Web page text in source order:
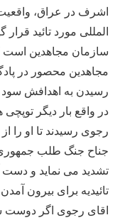
اشرف در عراق،
المللی مورد تائید
سازمان مجاهدین است
مجاهدین محصور در
رسیدن به اهدافش
در واقع بار دیگر
رجوی رسیدند تا او را
جناح جنگ طلب جمهوری
تشدید می نماید و دست
تائیدیه برای بیرون
اقای رجوی اگر